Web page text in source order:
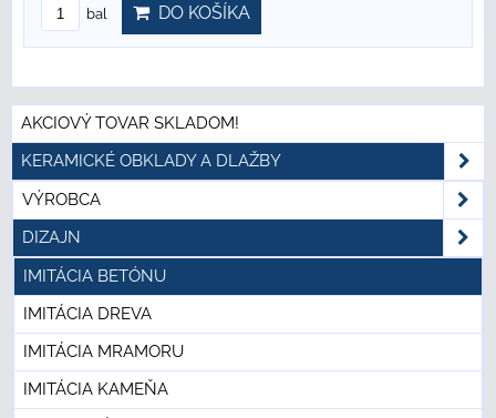
bal DO KOŠÍKA
AKCIOVÝ TOVAR SKLADOM!
KERAMICKÉ OBKLADY A DLAŽBY
VÝROBCA
DIZAJN
IMITÁCIA BETÓNU
IMITÁCIA DREVA
IMITÁCIA MRAMORU
IMITÁCIA KAMEŇA